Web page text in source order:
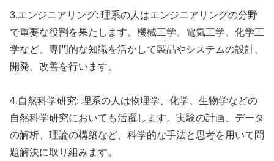
3.エンジニアリング: 理系の人はエンジニアリングの分野
で重要な役割を果たします。機械工学、電気工学、化学工
学など、専門的な知識を活かして製品やシステムの設計、
開発、改善を行います。
4.自然科学研究: 理系の人は物理学、化学、生物学などの
自然科学研究においても活躍します。実験の計画、データ
の解析、理論の構築など、科学的な手法と思考を用いて問
題解決に取り組みます。